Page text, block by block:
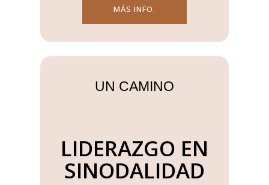
MÁS INFO.
UN CAMINO
LIDERAZGO EN
SINODALIDAD